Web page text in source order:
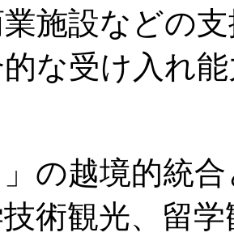
施設などの
的な受け入れ
」の越境的統
術観光、留